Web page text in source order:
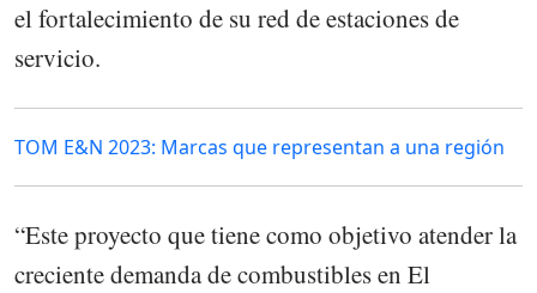
el fortalecimiento de su red de estaciones de
servicio.
TOM E&N 2023: Marcas que representan a una región
“Este proyecto que tiene como objetivo atender la
creciente demanda de combustibles en El